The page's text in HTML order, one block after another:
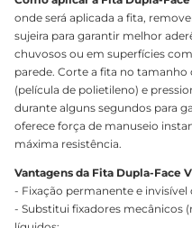
onde será aplicada a fita,
sujeira para garantir melhor
chuvosos ou em superfícies
parede. Corte a fita no
(película de polietileno) e
durante alguns segundos para
oferece força de manuseio
máxima resistência.
Vantagens da Fita Dupla-Face
- Fixação permanente e
- Substitui fixadores mecânicos